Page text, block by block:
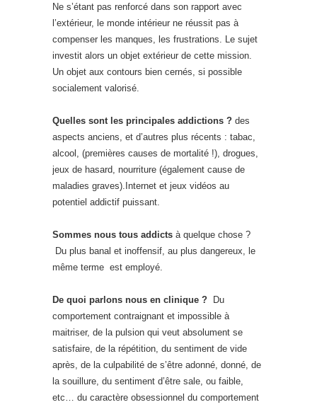
Ne s’étant pas renforcé dans son rapport avec
l’extérieur, le monde intérieur ne réussit pas à
compenser les manques, les frustrations. Le sujet
investit alors un objet extérieur de cette mission.
Un objet aux contours bien cernés, si possible
socialement valorisé.
Quelles sont les principales addictions ? des
aspects anciens, et d’autres plus récents : tabac,
alcool, (premières causes de mortalité !), drogues,
jeux de hasard, nourriture (également cause de
maladies graves).Internet et jeux vidéos au
potentiel addictif puissant.
Sommes nous tous addicts à quelque chose ?
Du plus banal et inoffensif, au plus dangereux, le
même terme est employé.
De quoi parlons nous en clinique ? Du
comportement contraignant et impossible à
maitriser, de la pulsion qui veut absolument se
satisfaire, de la répétition, du sentiment de vide
après, de la culpabilité de s’être adonné, donné, de
la souillure, du sentiment d’être sale, ou faible,
etc… du caractère obsessionnel du comportement